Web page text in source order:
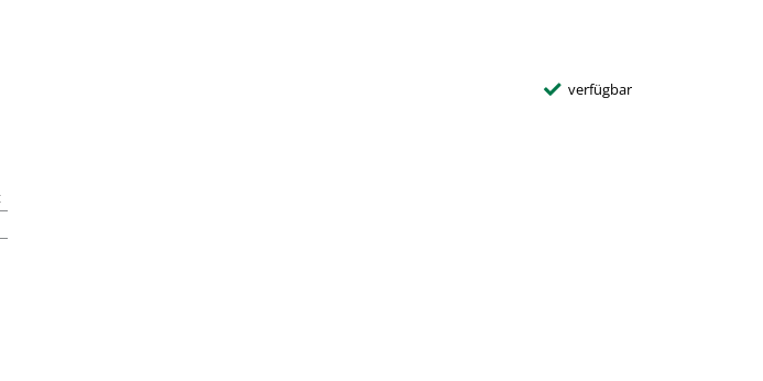
verfügbar